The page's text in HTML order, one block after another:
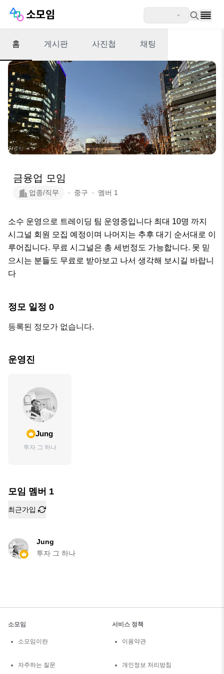
홈 게시판 사진첩 채팅
금융업 모임
업종/직무 ∙ 중구 ∙ 멤버 1
소수 운영으로 트레이딩 팀 운영중입니다 최대 10명 까지
시그널 회원 모집 예정이며 나머지는 추후 대기 순서대로 이
루어집니다. 무료 시그널은 총 세번정도 가능합니다. 못 믿
으시는 분들도 무료로 받아보고 나서 생각해 보시길 바랍니
다
정모 일정 0
등록된 정모가 없습니다.
운영진
Jung
투자 그 하나
모임 멤버 1
최근가입
Jung
투자 그 하나
소모임
소모임이란
자주하는 질문
서비스 정책
이용약관
개인정보 처리방침